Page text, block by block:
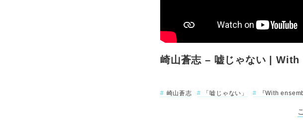
崎山蒼志 – 嘘じゃない |
崎山蒼志
「嘘じゃない」 『With